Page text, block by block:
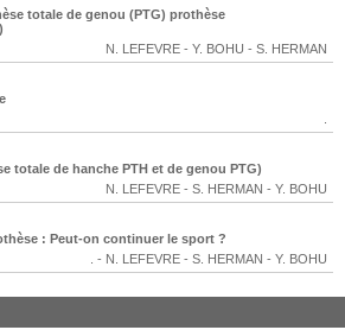
totale de genou (PTG) prothèse
N. LEFEVRE - Y. BOHU - S. HERMAN
totale de hanche PTH et de genou PTG)
N. LEFEVRE - S. HERMAN - Y. BOHU
: Peut-on continuer le sport ?
- N. LEFEVRE - S. HERMAN - Y. BOHU